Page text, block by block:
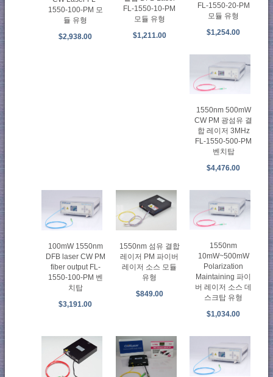
1550-100-PM 모
듈 유형
$2,938.00
FL-1550-10-PM
모듈 유형
$1,211.00
FL-1550-20-PM
모듈 유형
$1,254.00
1550nm 500mW
CW PM 광섬유 결
합 레이저 3MHz
FL-1550-500-PM
벤치탑
$4,476.00
100mW 1550nm
DFB laser CW PM
fiber output FL-
1550-100-PM 벤
치탑
$3,191.00
1550nm 섬유 결합
레이저 PM 파이버
레이저 소스 모듈
유형
$849.00
1550nm
10mW~500mW
Polarization
Maintaining 파이
버 레이저 소스 데
스크탑 유형
$1,034.00